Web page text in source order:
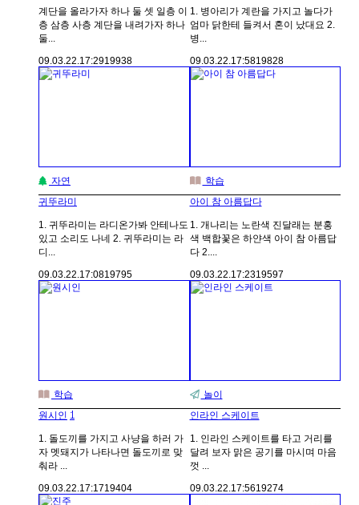
계단을 올라가자 하나 둘 셋 일층 이
층 삼층 사층 계단을 내려가자 하나
둘...
09.03.22.17:2919938
1. 병아리가 계란을 가지고 놀다가
엄마 닭한테 들켜서 혼이 났대요 2.
병...
09.03.22.17:5819828
자연
귀뚜라미
1. 귀뚜라미는 라디온가봐 안테나도
있고 소리도 나네 2. 귀뚜라미는 라
디...
09.03.22.17:0819795
학습
아이 참 아름답다
1. 개나리는 노란색 진달래는 분홍
색 백합꽃은 하얀색 아이 참 아름답
다 2....
09.03.22.17:2319597
학습
원시인 1
1. 돌도끼를 가지고 사냥을 하러 가
자 멧돼지가 나타나면 돌도끼로 맞
춰라 ...
09.03.22. 17:1719404
놀이
인라인 스케이트
1. 인라인 스케이트를 타고 거리를
달려 보자 맑은 공기를 마시며 마음
껏 ...
09.03.22. 17:5619274